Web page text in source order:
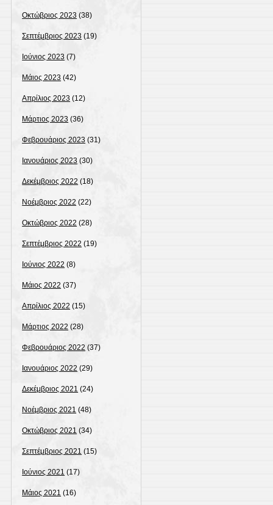
Οκτώβριος 2023 (38)
Σεπτέμβριος 2023 (19)
Ιούνιος 2023 (7)
Μάιος 2023 (42)
Απρίλιος 2023 (12)
Μάρτιος 2023 (36)
Φεβρουάριος 2023 (31)
Ιανουάριος 2023 (30)
Δεκέμβριος 2022 (18)
Νοέμβριος 2022 (22)
Οκτώβριος 2022 (28)
Σεπτέμβριος 2022 (19)
Ιούνιος 2022 (8)
Μάιος 2022 (37)
Απρίλιος 2022 (15)
Μάρτιος 2022 (28)
Φεβρουάριος 2022 (37)
Ιανουάριος 2022 (29)
Δεκέμβριος 2021 (24)
Νοέμβριος 2021 (48)
Οκτώβριος 2021 (34)
Σεπτέμβριος 2021 (15)
Ιούνιος 2021 (17)
Μάιος 2021 (16)